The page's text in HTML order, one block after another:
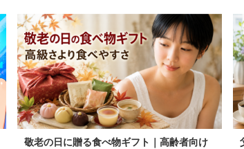
敬老の日に贈る食べ物ギフト｜高齢者向け